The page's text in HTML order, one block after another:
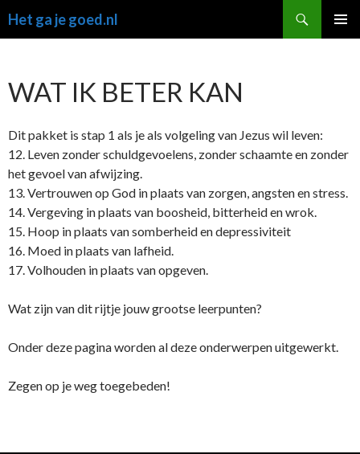
naar
Het ga je goed.nl
WAT IK BETER KAN
Dit pakket is stap 1 als je als volgeling van Jezus wil leven:
12. Leven zonder schuldgevoelens, zonder schaamte en zonder
het gevoel van afwijzing.
13. Vertrouwen op God in plaats van zorgen, angsten en stress.
14. Vergeving in plaats van boosheid, bitterheid en wrok.
15. Hoop in plaats van somberheid en depressiviteit
16. Moed in plaats van lafheid.
17. Volhouden in plaats van opgeven.
Wat zijn van dit rijtje jouw grootse leerpunten?
Onder deze pagina worden al deze onderwerpen uitgewerkt.
Zegen op je weg toegebeden!